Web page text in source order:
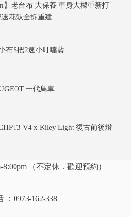
】老台布 大保養 車身大樑重新打
花鼓全拆重建
布S把2速小叮噹藍
一代鳥車
V4 x Kiley Light 復古前後燈
（不定休．歡迎預約）
：0973-162-338